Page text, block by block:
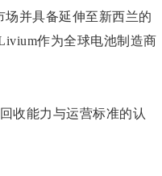
场并具备延伸至新西兰的
作为全球电池制造商
收能力与运营标准的认